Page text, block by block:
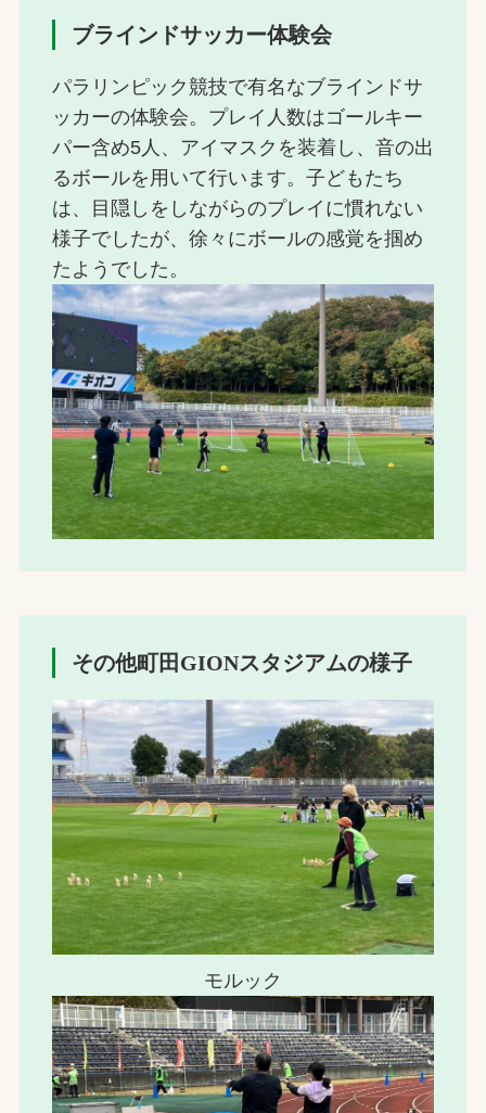
ブラインドサッカー体験会
パラリンピック競技で有名なブラインドサ
ッカーの体験会。プレイ人数はゴールキー
パー含め5人、アイマスクを装着し、音の出
るボールを用いて行います。子どもたち
は、目隠しをしながらのプレイに慣れない
様子でしたが、徐々にボールの感覚を掴め
たようでした。
その他町田GIONスタジアムの様子
モルック